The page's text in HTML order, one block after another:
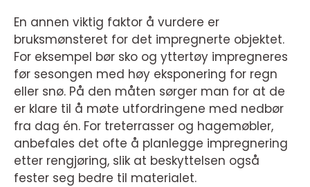
En annen viktig faktor å vurdere er
bruksmønsteret for det impregnerte objektet.
For eksempel bør sko og yttertøy impregneres
før sesongen med høy eksponering for regn
eller snø. På den måten sørger man for at de
er klare til å møte utfordringene med nedbør
fra dag én. For treterrasser og hagemøbler,
anbefales det ofte å planlegge impregnering
etter rengjøring, slik at beskyttelsen også
fester seg bedre til materialet.